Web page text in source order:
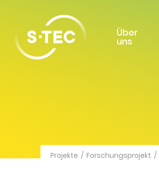
Über
uns
Projekte / Forschungsprojekt /